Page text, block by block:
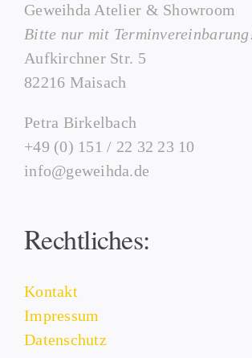
Geweihda Atelier & Showroom
Bitte nur mit
Aufkirchner Str. 5
82216 Maisach
Petra Birkelbach
+49 (0) 151 / 22 32 23 10
info@geweihda.de
Rechtliches:
Kontakt
Impressum
Datenschutz